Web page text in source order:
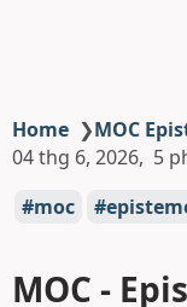
Home ❯MOC
04 thg 6, 2026 5
moc
MOC -